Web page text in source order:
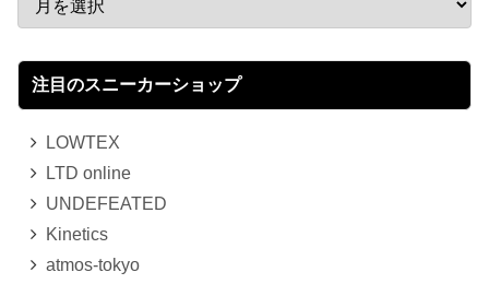
注目のスニーカーショップ
LOWTEX
LTD online
UNDEFEATED
Kinetics
atmos-tokyo